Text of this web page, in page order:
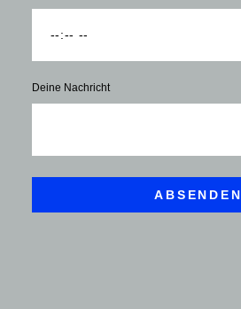
Deine Nachricht
ABSENDEN